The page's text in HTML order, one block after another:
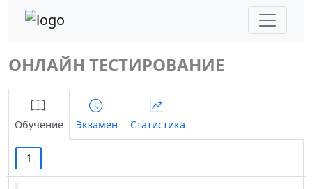
ОНЛАЙН ТЕСТИРОВАНИЕ
Обучение Экзамен Статистика
1